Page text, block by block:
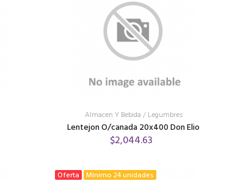
Almacen Y Bebida / Legumbres
Lentejon O/canada 20x400 Don Elio
$2,044.63
Oferta Mínimo 24 unidades